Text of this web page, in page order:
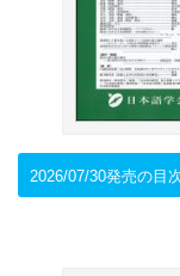
2026/07/30発売の目